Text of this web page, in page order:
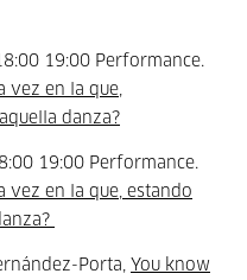
19:00 Performance.
vez en la que,
danza?
19:00 Performance.
vez en la que, estando
Porta, You know